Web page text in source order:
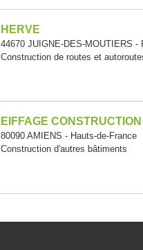
HERVE
44670 JUIGNE-DES-MOUTIERS -
Construction de routes et
EIFFAGE
80090 AMIENS - Hauts-de-France
Construction d'autres bâtiments